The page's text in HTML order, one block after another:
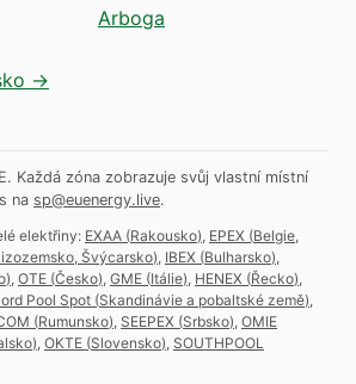
Arboga
→
Každá zóna zobrazuje svůj vlastní místní
na sp@euenergy.live.
elektřiny: EXAA (Rakousko) EPEX (Belgie,
Švýcarsko) IBEX (Bulharsko)
) OTE (Česko) GME (Itálie) HENEX (Řecko)
Pool Spot (Skandinávie a pobaltské země)
(Rumunsko) SEEPEX (Srbsko) OMIE
) OKTE (Slovensko) SOUTHPOOL